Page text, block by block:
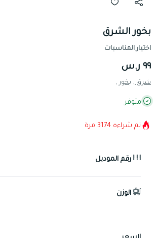
بخور الشرق
اختيار المناسبات
٩٩ ر.س
شرق , بخور ,
متوفر
تم شراءه 3174 مرة
رقم الموديل
الوزن